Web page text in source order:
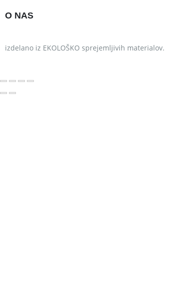
O NAS
izdelano iz EKOLOŠKO sprejemljivih materialov.